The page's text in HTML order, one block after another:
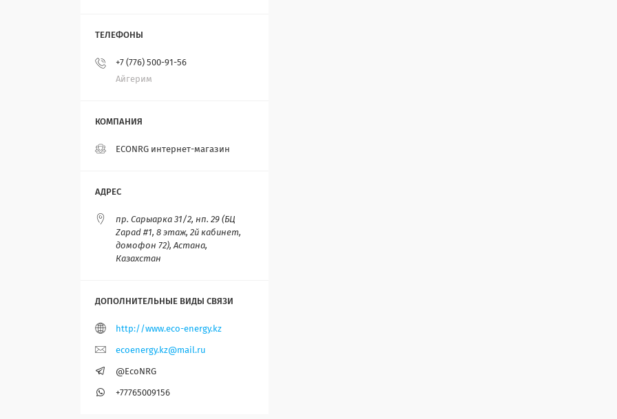
+7 (776) 500-91-56
Айгерим
ECONRG интернет-магазин
пр. Сарыарка 31/2, нп. 29 (БЦ
Zapad #1, 8 этаж, 2й кабинет,
домофон 72), Астана,
Казахстан
http://www.eco-energy.kz
ecoenergy.kz@mail.ru
@EcoNRG
+77765009156